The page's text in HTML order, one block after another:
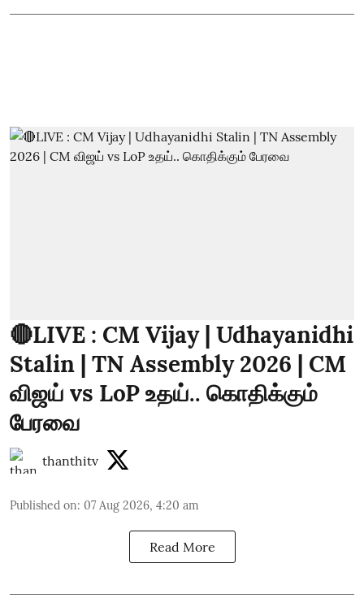
🔴LIVE : CM Vijay | Udhayanidhi
Stalin | TN Assembly 2026 | CM
விஜய் vs LoP உதய்.. கொதிக்கும்
பேரவை
thanthitv
Published on: 07 Aug 2026, 4:20 am
Read More